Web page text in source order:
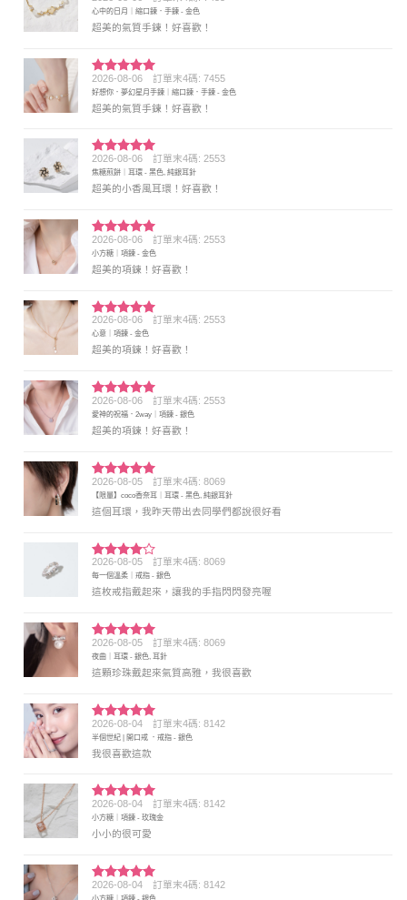
評分5 滿
分 5
心中的日月｜縮口鍊．手鍊 - 金色
超美的氣質手鍊！好喜歡！
評分5滿
分 5
2026-08-06 訂單末4碼: 7455
好想你．夢幻星月手鍊｜縮口鍊．手鍊 - 金色
超美的氣質手鍊！好喜歡！
評分5 滿
分 5
2026-08-06 訂單末4碼: 2553
焦糖煎餅｜耳環 - 黑色, 純銀耳針
超美的小香風耳環！好喜歡！
評分5 滿
分 5
2026-08-06 訂單末4碼: 2553
小方糖｜項鍊 - 金色
超美的項鍊！好喜歡！
評分5 滿
分 5
2026-08-06 訂單末4碼: 2553
心意｜項鍊 - 金色
超美的項鍊！好喜歡！
評分5 滿
分 5
2026-08-06 訂單末4碼: 2553
愛神的祝福．2way｜項鍊 - 銀色
超美的項鍊！好喜歡！
評分5 滿
分 5
2026-08-05 訂單末4碼: 8069
【限量】coco香奈耳｜耳環 - 黑色, 純銀耳針
這個耳環，我昨天帶出去同學們都說很好看
評分4
滿分 5
2026-08-05 訂單末4碼: 8069
每一個溫柔｜戒指 - 銀色
這枚戒指戴起來，讓我的手指閃閃發亮喔
評分5 滿
分 5
2026-08-05 訂單末4碼: 8069
夜曲｜耳環 - 銀色, 耳針
這顆珍珠戴起來氣質高雅，我很喜歡
評分5滿
分 5
2026-08-04 訂單末4碼: 8142
半個世紀 | 開口戒 ．戒指 - 銀色
我很喜歡這款
評分5 滿
分 5
2026-08-04 訂單末4碼: 8142
小方糖｜項鍊 - 玫瑰金
小小的很可愛
評分5 滿
2026-08-04 訂單末4碼: 8142